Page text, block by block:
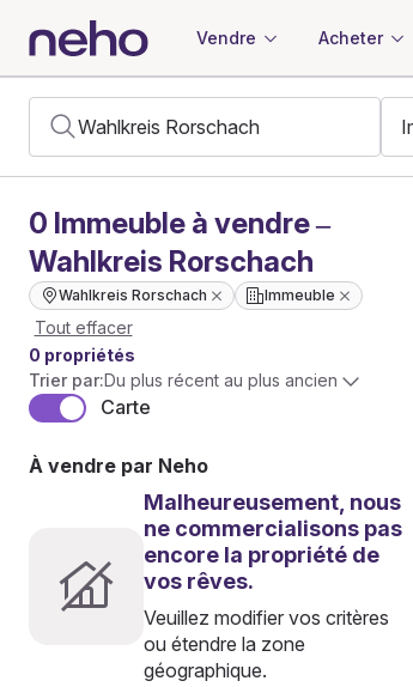
Vendre Acheter
0 Immeuble à vendre –
Wahlkreis Rorschach
Wahlkreis Rorschach Immeuble
Tout effacer
0 propriétés
Trier par:Du plus récent au plus ancien
Carte
À vendre par Neho
Malheureusement, nous
ne commercialisons pas
encore la propriété de
vos rêves.
Veuillez modifier vos critères
ou étendre la zone
géographique.